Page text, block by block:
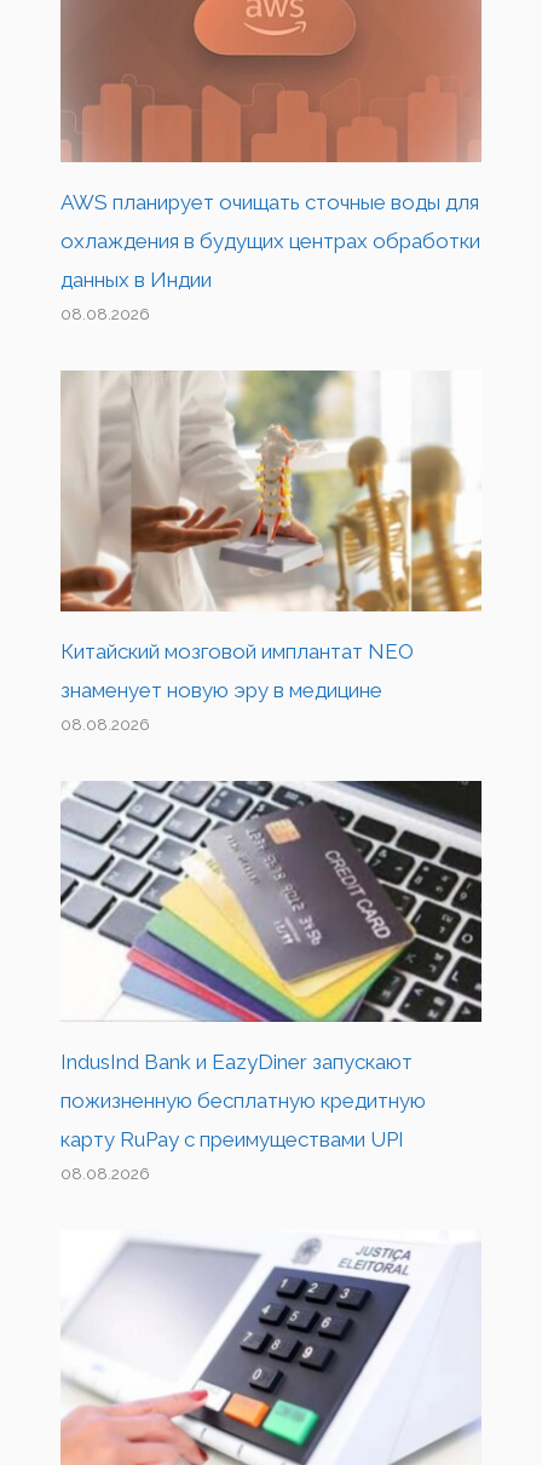
AWS планирует очищать сточные воды для
охлаждения в будущих центрах обработки
данных в Индии
08.08.2026
Китайский мозговой имплантат NEO
знаменует новую эру в медицине
08.08.2026
IndusInd Bank и EazyDiner запускают
пожизненную бесплатную кредитную
карту RuPay с преимуществами UPI
08.08.2026